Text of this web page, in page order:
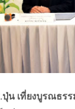
ปุ่น เที่ยงบูรณธร